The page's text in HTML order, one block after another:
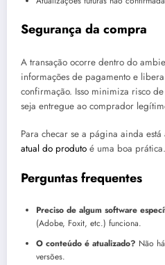
Segurança da compra
A transação ocorre dentro do
informações de pagamento e
confirmação. Isso minimiza risco
seja entregue ao comprador
Para checar se a página ainda está
atual do produto é uma boa prática.
Perguntas frequentes
Preciso de algum software
(Adobe, Foxit, etc.) funciona.
O conteúdo é atualizado? Não
versões.